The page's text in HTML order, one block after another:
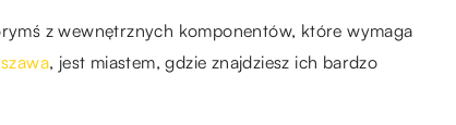
z wewnętrznych komponentów, które wymaga
, jest miastem, gdzie znajdziesz ich bardzo